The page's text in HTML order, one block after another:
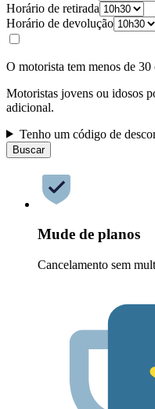
Horário de retirada
Horário de devolução
O motorista tem menos de 30
Motoristas jovens ou idosos
adicional.
Tenho um código de
Buscar
Mude de planos
Cancelamento sem